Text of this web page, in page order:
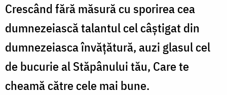
Crescând fără măsură cu sporirea cea
dumnezeiască talantul cel câştigat din
dumnezeiasca învăţătură, auzi glasul cel
de bucurie al Stăpânului tău, Care te
cheamă către cele mai bune.